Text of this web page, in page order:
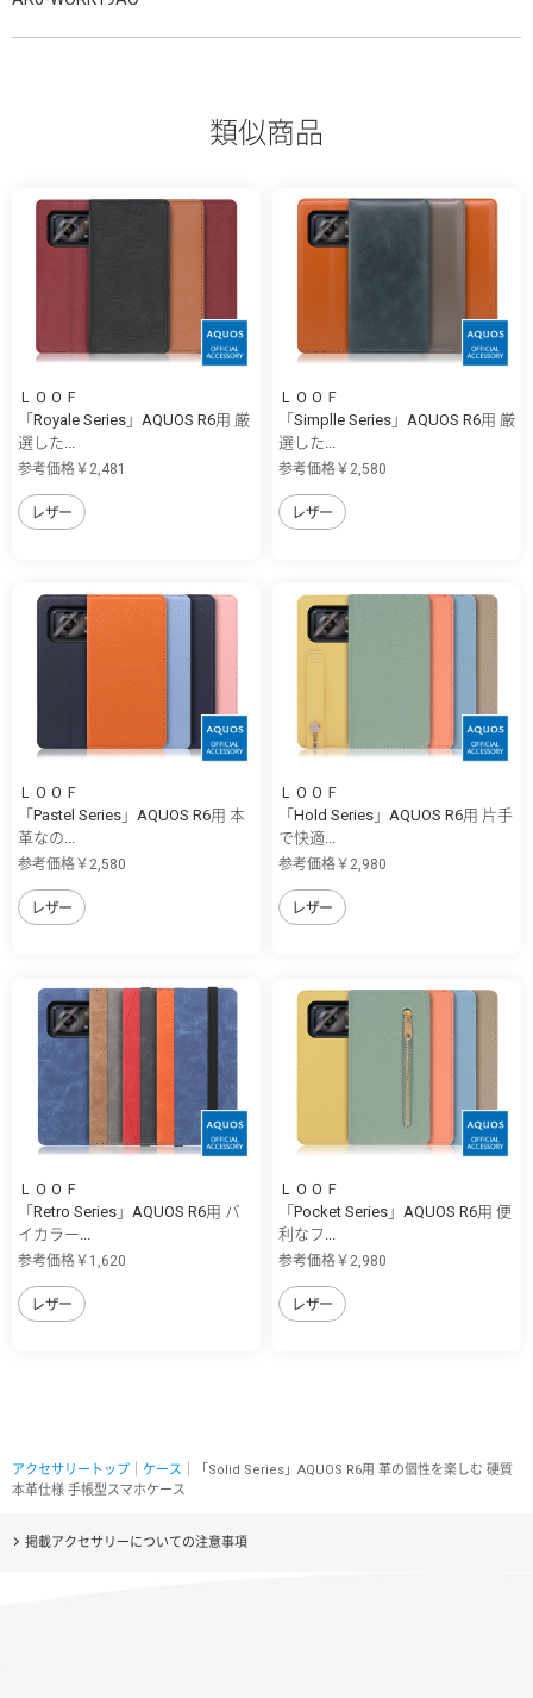
類似商品
ＬＯＯＦ
「Royale Series」AQUOS R6用 厳
選した...
参考価格￥2,481
レザー
ＬＯＯＦ
「Simplle Series」AQUOS R6用 厳
選した...
参考価格￥2,580
レザー
ＬＯＯＦ
「Pastel Series」AQUOS R6用 本
革なの...
参考価格￥2,580
レザー
ＬＯＯＦ
「Hold Series」AQUOS R6用 片手
で快適...
参考価格￥2,980
レザー
ＬＯＯＦ
「Retro Series」AQUOS R6用 バ
イカラー...
参考価格￥1,620
レザー
ＬＯＯＦ
「Pocket Series」AQUOS R6用 便
利なフ...
参考価格￥2,980
レザー
アクセサリートップ ケース ｜「Solid Series」AQUOS R6用 革の個性を楽しむ 硬質
本革仕様 手帳型スマホケース
掲載アクセサリーについての注意事項